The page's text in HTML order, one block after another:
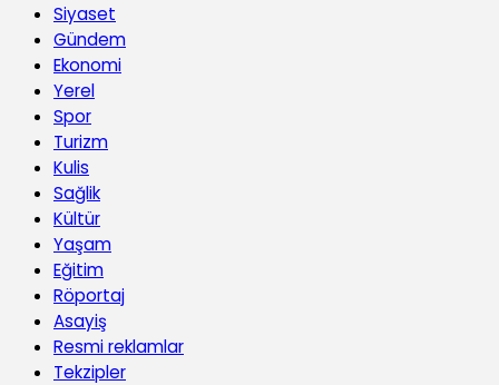
Siyaset
Gündem
Ekonomi
Yerel
Spor
Turizm
Kulis
Sağlik
Kültür
Yaşam
Eğitim
Röportaj
Asayiş
Resmi reklamlar
Tekzipler